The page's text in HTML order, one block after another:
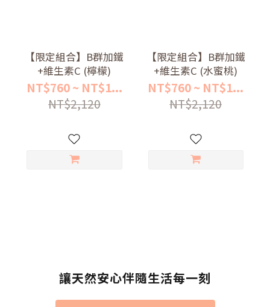
【限定組合】B群加鐵
+維生素C (檸檬)
NT$760 ~ NT$1...
NT$2,120
【限定組合】B群加鐵
+維生素C (水蜜桃)
NT$760 ~ NT$1...
NT$2,120
讓天然安心伴隨生活每一刻